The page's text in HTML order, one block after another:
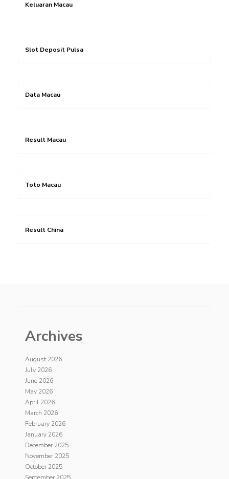
Keluaran Macau
Slot Deposit Pulsa
Data Macau
Result Macau
Toto Macau
Result China
Archives
August 2026
July 2026
June 2026
May 2026
April 2026
March 2026
February 2026
January 2026
December 2025
November 2025
October 2025